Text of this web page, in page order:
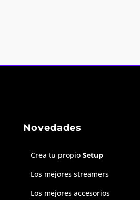
Novedades
Crea tu propio Setup
Los mejores streamers
Los mejores accesorios